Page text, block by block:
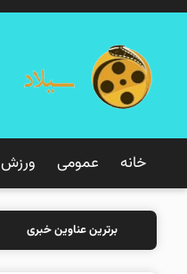
خانه عمومی ورزش
برترین عناوین خبری